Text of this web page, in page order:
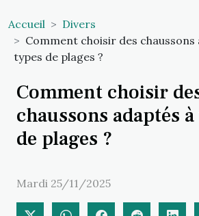
Accueil
Divers
Comment choisir des chaussons
types de plages ?
Comment choisir
chaussons adaptés
de plages ?
Mardi 25/11/2025